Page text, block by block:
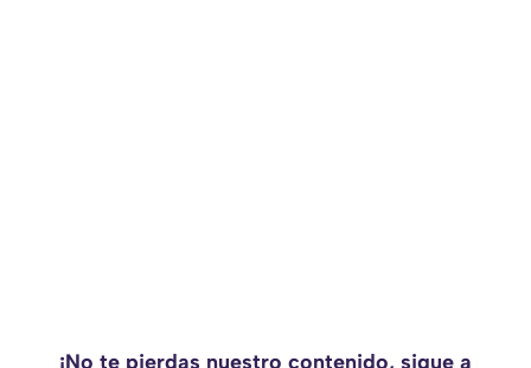
¡No te pierdas nuestro contenido, sigue a